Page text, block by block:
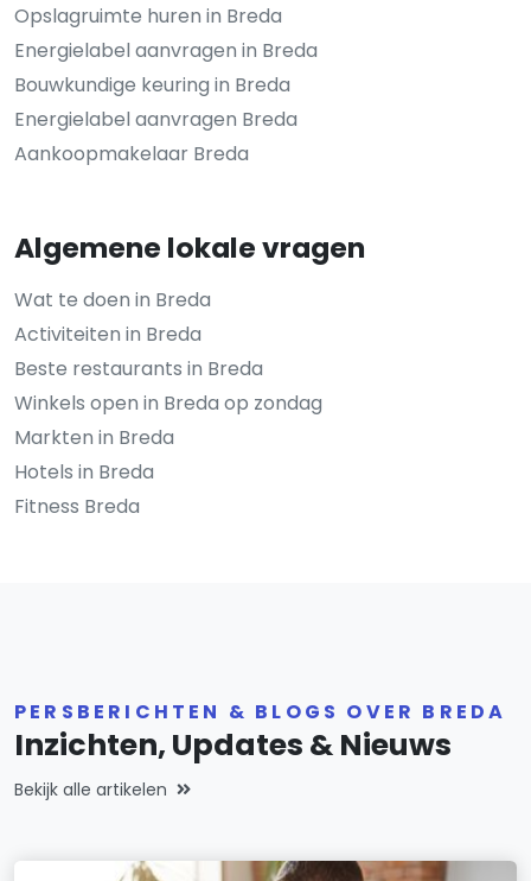
Opslagruimte huren in Breda
Energielabel aanvragen in Breda
Bouwkundige keuring in Breda
Energielabel aanvragen Breda
Aankoopmakelaar Breda
Algemene lokale vragen
Wat te doen in Breda
Activiteiten in Breda
Beste restaurants in Breda
Winkels open in Breda op zondag
Markten in Breda
Hotels in Breda
Fitness Breda
PERSBERICHTEN & BLOGS OVER BREDA
Inzichten, Updates & Nieuws
Bekijk alle artikelen